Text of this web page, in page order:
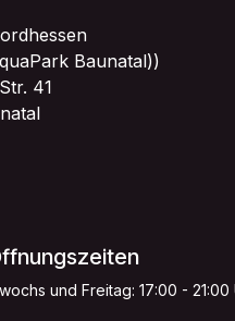
Baunatal))
41
und Freitag: 17:00 - 21:00